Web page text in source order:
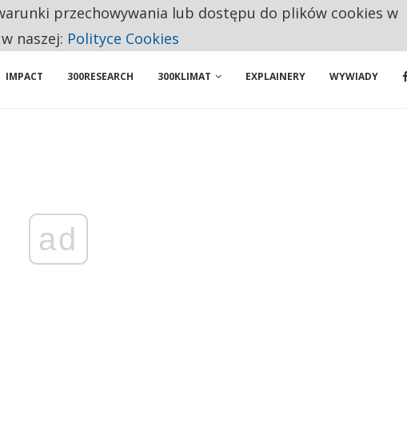
PODMIOTY Z POLSKI
IMPACT 300RESEARCH 300KLIMAT EXPLAINERY WYWIADY
ad
przechowywania lub dostępu do plików cookies w
naszej: Polityce Cookies